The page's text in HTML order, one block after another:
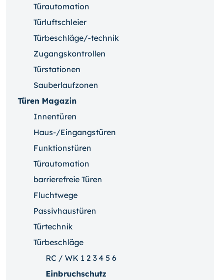
Türautomation
Türluftschleier
Türbeschläge/-technik
Zugangskontrollen
Türstationen
Sauberlaufzonen
Türen Magazin
Innentüren
Haus-/Eingangstüren
Funktionstüren
Türautomation
barrierefreie Türen
Fluchtwege
Passivhaustüren
Türtechnik
Türbeschläge
RC / WK 1 2 3 4 5 6
Einbruchschutz